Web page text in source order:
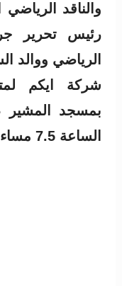
والناقد
رئيس تحرير
الرياضي ووالد
شركة ايكم
بمسجد المشير
الساعة 7.5 مساءا وحتي العاشرة مساءا